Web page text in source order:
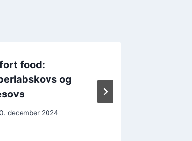
food:
og
december 2024